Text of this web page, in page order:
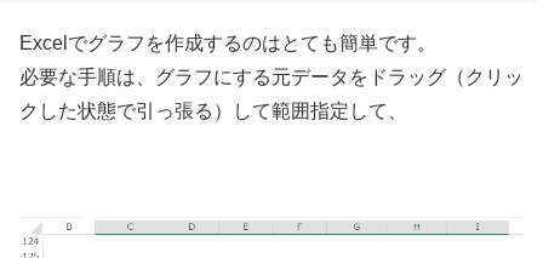
Excelでグラフを作成するのはとても簡単です。
必要な手順は、グラフにする元データをドラッグ（クリッ
クした状態で引っ張る）して範囲指定して、